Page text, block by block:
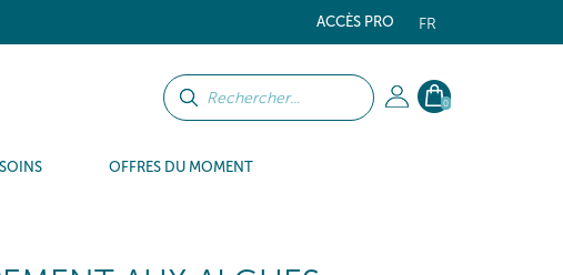
FR
ACCÈS PRO
0
OFFRES DU MOMENT